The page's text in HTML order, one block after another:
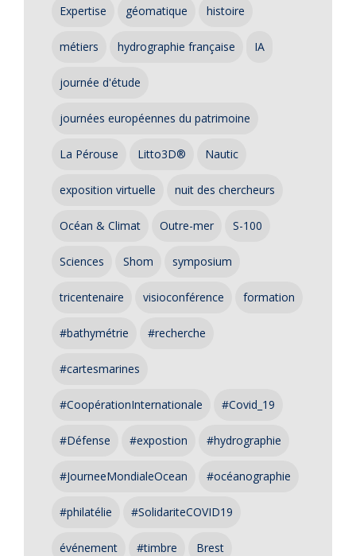
Expertise géomatique histoire
métiers hydrographie française IA
journée d'étude
journées européennes du patrimoine
La Pérouse Litto3D® Nautic
exposition virtuelle nuit des chercheurs
Océan & Climat Outre-mer S-100
Sciences Shom symposium
tricentenaire visioconférence formation
#bathymétrie #recherche
#cartesmarines
#CoopérationInternationale #Covid_19
#Défense #expostion #hydrographie
#JourneeMondialeOcean #océanographie
#philatélie #SolidariteCOVID19
événement #timbre Brest